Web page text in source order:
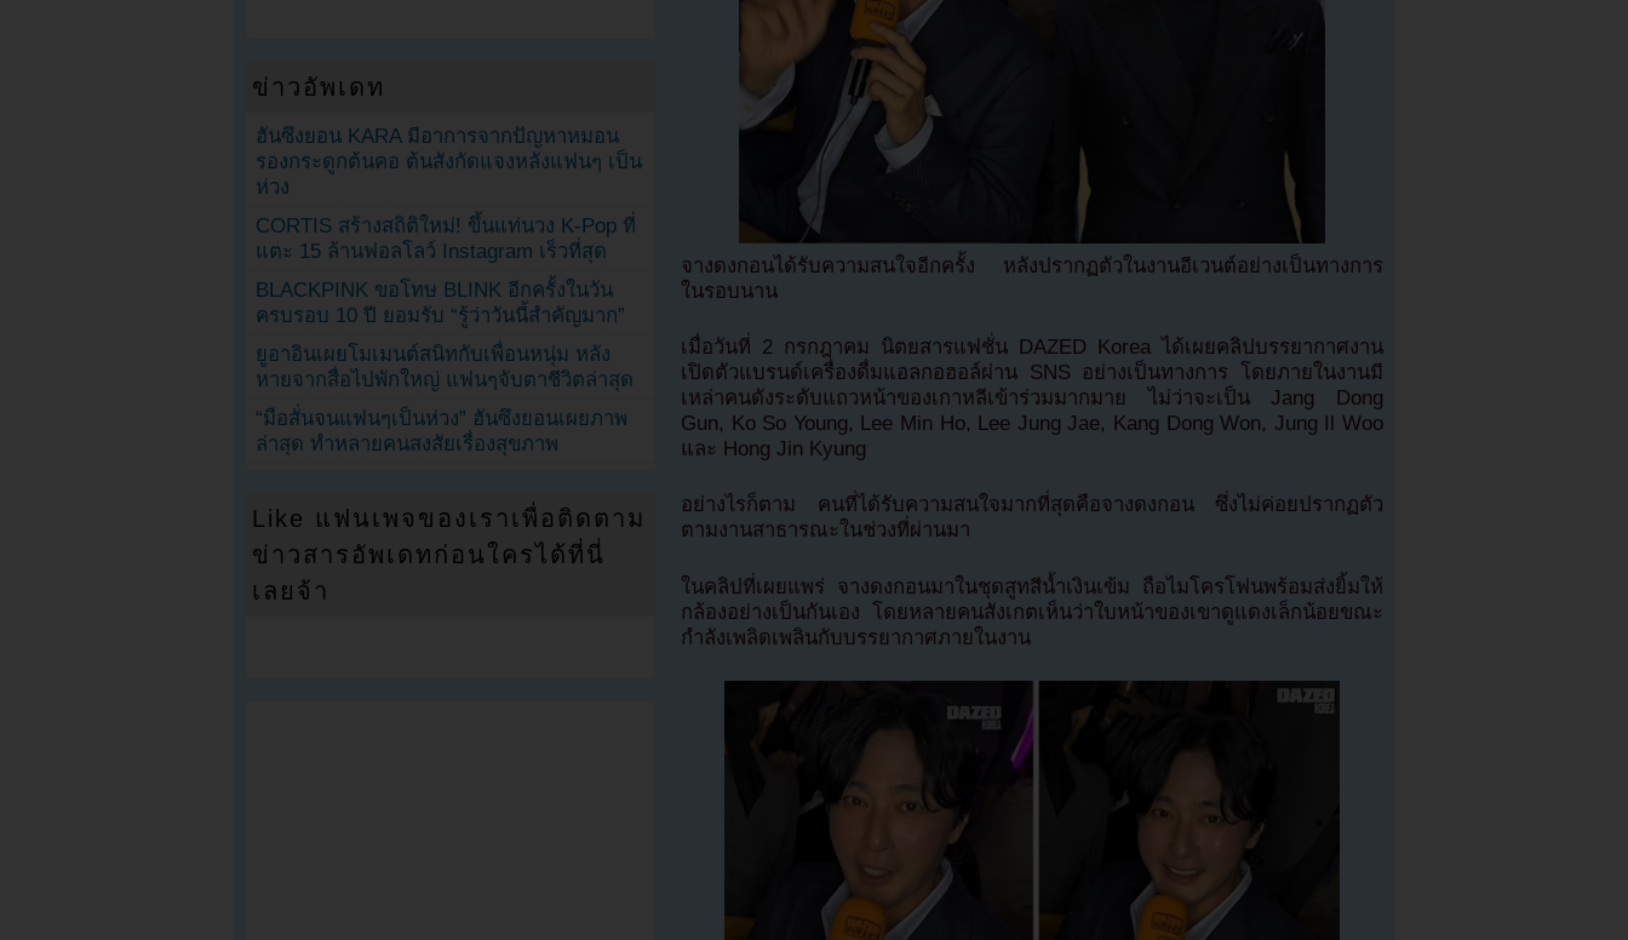
จางดงกอนได้รับความสนใจอีกครั้ง หลังปรากฏตัวในงานอีเวนต์อย่างเป็นทางการ
ในรอบนาน
เมื่อวันที่ 2 กรกฎาคม นิตยสารแฟชั่น DAZED Korea ได้เผยคลิปบรรยากาศงาน
เปิดตัวแบรนด์เครื่องดื่มแอลกอฮอล์ผ่าน SNS อย่างเป็นทางการ โดยภายในงานมี
เหล่าคนดังระดับแถวหน้าของเกาหลีเข้าร่วมมากมาย ไม่ว่าจะเป็น Jang Dong
Gun, Ko So Young, Lee Min Ho, Lee Jung Jae, Kang Dong Won, Jung Il Woo
และ Hong Jin Kyung
อย่างไรก็ตาม คนที่ได้รับความสนใจมากที่สุดคือจางดงกอน ซึ่งไม่ค่อยปรากฏตัว
ตามงานสาธารณะในช่วงที่ผ่านมา
ในคลิปที่เผยแพร่ จางดงกอนมาในชุดสูทสีน้ำเงินเข้ม ถือไมโครโฟนพร้อมส่งยิ้มให้
กล้องอย่างเป็นกันเอง โดยหลายคนสังเกตเห็นว่าใบหน้าของเขาดูแดงเล็กน้อยขณะ
กำลังเพลิดเพลินกับบรรยากาศภายในงาน
ข่าวอัพเดท
ฮันซึงยอน KARA มีอาการจากปัญหาหมอน
รองกระดูกต้นคอ ต้นสังกัดแจงหลังแฟนๆ เป็น
ห่วง
CORTIS สร้างสถิติใหม่! ขึ้นแท่นวง K-Pop ที่
แตะ 15 ล้านฟอลโลว์ Instagram เร็วที่สุด
BLACKPINK ขอโทษ BLINK อีกครั้งในวัน
ครบรอบ 10 ปี ยอมรับ “รู้ว่าวันนี้สำคัญมาก”
ยูอาอินเผยโมเมนต์สนิทกับเพื่อนหนุ่ม หลัง
หายจากสื่อไปพักใหญ่ แฟนๆจับตาชีวิตล่าสุด
“มือสั่นจนแฟนๆเป็นห่วง” ฮันซึงยอนเผยภาพ
ล่าสุด ทำหลายคนสงสัยเรื่องสุขภาพ
Like แฟนเพจของเราเพื่อติดตาม
ข่าวสารอัพเดทก่อนใครได้ที่นี่
เลยจ้า